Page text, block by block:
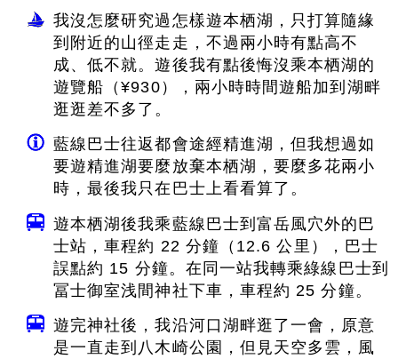
我沒怎麼研究過怎樣遊本栖湖，只打算隨緣
到附近的山徑走走，不過兩小時有點高不
成、低不就。遊後我有點後悔沒乘本栖湖的
遊覽船（¥930），兩小時時間遊船加到湖畔
逛逛差不多了。
藍線巴士往返都會途經精進湖，但我想過如
要遊精進湖要麼放棄本栖湖，要麼多花兩小
時，最後我只在巴士上看看算了。
遊本栖湖後我乘藍線巴士到富岳風穴外的巴
士站，車程約 22 分鐘（12.6 公里），巴士
誤點約 15 分鐘。在同一站我轉乘綠線巴士到
冨士御室浅間神社下車，車程約 25 分鐘。
遊完神社後，我沿河口湖畔逛了一會，原意
是一直走到八木崎公園，但見天空多雲，風